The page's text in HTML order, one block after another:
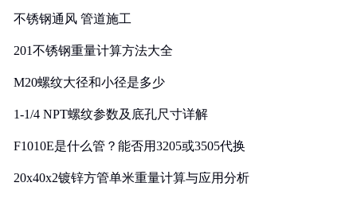
不锈钢通风 管道施工
201不锈钢重量计算方法大全
M20螺纹大径和小径是多少
1-1/4 NPT螺纹参数及底孔尺寸详解
F1010E是什么管？能否用3205或3505代换
20x40x2镀锌方管单米重量计算与应用分析